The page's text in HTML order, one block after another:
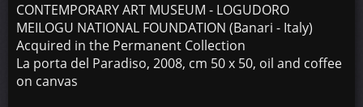
CONTEMPORARY ART MUSEUM - LOGUDORO
MEILOGU NATIONAL FOUNDATION (Banari - Italy)
Acquired in the Permanent Collection
La porta del Paradiso, 2008, cm 50 x 50, oil and coffee
on canvas